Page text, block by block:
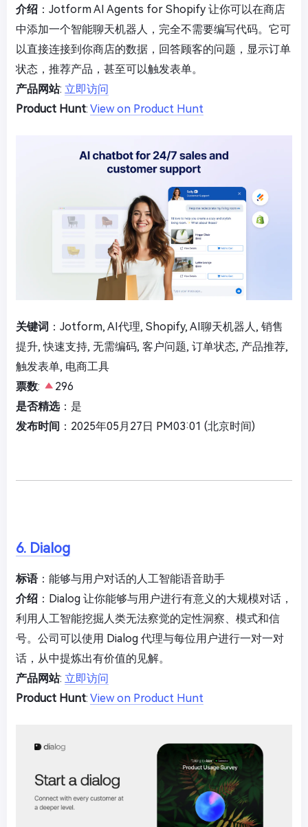
介绍 ：Jotform AI Agents for Shopify 让你可以在商店
中添加一个智能聊天机器人，完全不需要编写代码。它可
以直接连接到你商店的数据，回答顾客的问题，显示订单
状态，推荐产品，甚至可以触发表单。
产品网站: 立即访问
Product Hunt: View on Product Hunt
关键词 ：Jotform, AI代理, Shopify, AI聊天机器人, 销售
提升, 快速支持, 无需编码, 客户问题, 订单状态, 产品推荐,
触发表单, 电商工具
票数:
296
是否精选：是
发布时间 ：2025年05月27日 PM03:01 (北京时间)
6. Dialog
标语：能够与用户对话的人工智能语音助手
介绍 ：Dialog 让你能够与用户进行有意义的大规模对话，
利用人工智能挖掘人类无法察觉的定性洞察、模式和信
号。公司可以使用 Dialog 代理与每位用户进行一对一对
话，从中提炼出有价值的见解。
产品网站: 立即访问
Product Hunt: View on Product Hunt